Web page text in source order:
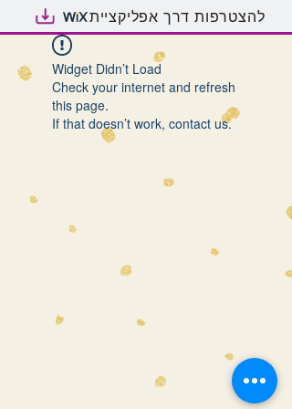
להצטרפות דרך אפליקציית
Widget Didn’t Load
Check your internet and refresh
this page.
If that doesn’t work, contact us.